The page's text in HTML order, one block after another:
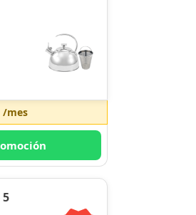
/mes
5